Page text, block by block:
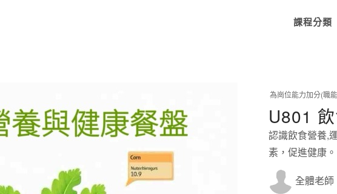
課程分類
為崗位能力加分(職
U801
認識飲食營養,
素，促進健康。
全體老師